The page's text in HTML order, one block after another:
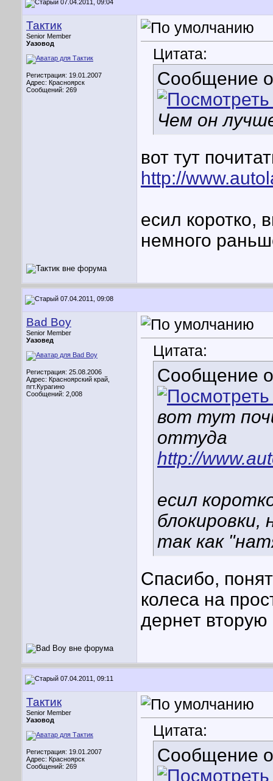
07.04.2011, 09:04
Тактик
Senior Member
Уазовод
Регистрация: 19.01.2007
Адрес: Красноярск
Сообщений: 269
Цитата:
Сообщение
Чем он
вот тут
http://
есил коротко,
немного
07.04.2011, 09:08
Bad Boy
Senior Member
Уазовед
Регистрация: 25.08.2006
Адрес: Красноярский край,
пгт.Курагино
Сообщений: 2,008
Цитата:
Сообщение
вот тут
оттуда
http://
есил
так как
Спасибо,
колеса на
дернет вторую
07.04.2011, 09:11
Тактик
Senior Member
Уазовод
Регистрация: 19.01.2007
Адрес: Красноярск
Сообщений: 269
Цитата:
Сообщение